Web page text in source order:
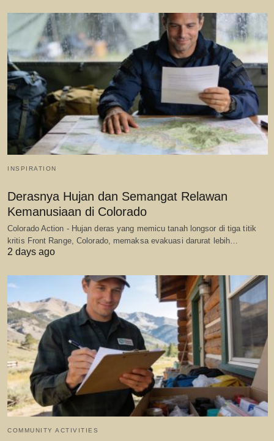
INSPIRATION
Derasnya Hujan dan Semangat Relawan
Kemanusiaan di Colorado
Colorado Action - Hujan deras yang memicu tanah longsor di tiga titik
kritis Front Range, Colorado, memaksa evakuasi darurat lebih…
2 days ago
COMMUNITY ACTIVITIES